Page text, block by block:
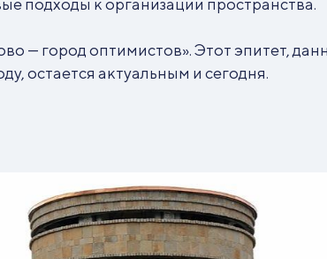
подходы к организации пространства.
— город оптимистов». Этот эпитет,
остается актуальным и сегодня.